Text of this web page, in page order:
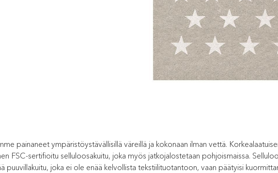
painaneet ympäristöystävällisillä väreillä ja kokonaan ilman vettä.
FSC-sertifioitu selluloosakuitu, joka myös jatkojalostetaan pohjoismaissa.
puuvillakuitu, joka ei ole enää kelvollista tekstiilituotantoon, vaan päätyisi